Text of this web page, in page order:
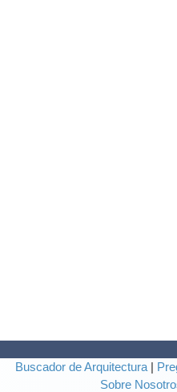
Buscador de Arquitectura
Sobre